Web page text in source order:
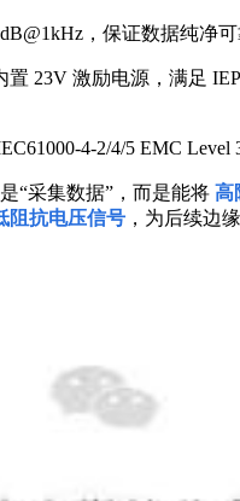
，保证数据纯净
置 23V 激励电源，满足
4-2/4/5 EMC Level
“采集数据”，而是能将 高
阻抗电压信号 ，为后续边